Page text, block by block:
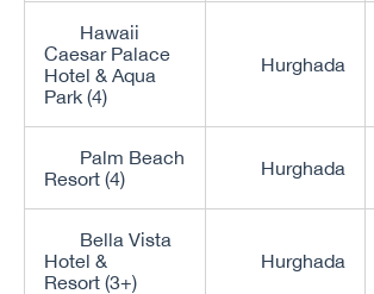
Hawaii
Caesar Palace
Hotel & Aqua
Park (4)
Hurghada
Palm Beach
Resort (4)
Hurghada
Bella Vista
Hotel &
Resort (3+)
Hurghada